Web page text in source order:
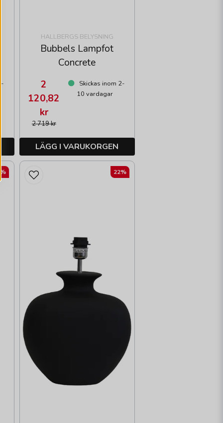
HALLBERGS BELYSNING
Bubbels Lampfot
Concrete
2 719 kr
2
120,82
kr
Skickas inom 2-
10 vardagar
LÄGG I VARUKORGEN
22%